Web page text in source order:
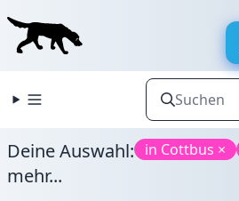
Deine Auswahl: in Cottbus ×
mehr...